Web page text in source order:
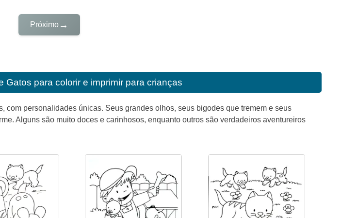
Próximo →
Gatos para colorir e imprimir para crianças
com personalidades únicas. Seus grandes olhos, seus bigodes que tremem e seus
Alguns são muito doces e carinhosos, enquanto outros são verdadeiros aventureiros